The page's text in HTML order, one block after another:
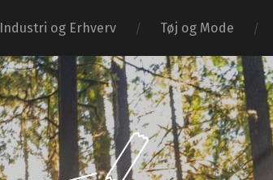
Industri og Erhverv Tøj og Mode